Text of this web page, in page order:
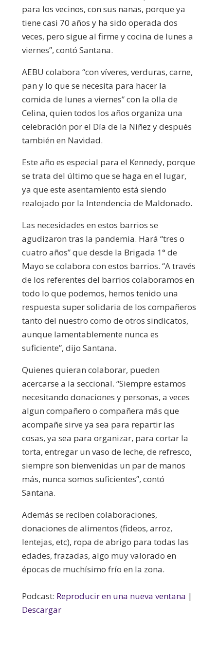
para los vecinos, con sus nanas, porque ya
tiene casi 70 años y ha sido operada dos
veces, pero sigue al firme y cocina de lunes a
viernes”, contó Santana.
AEBU colabora “con víveres, verduras, carne,
pan y lo que se necesita para hacer la
comida de lunes a viernes” con la olla de
Celina, quien todos los años organiza una
celebración por el Día de la Niñez y después
también en Navidad.
Este año es especial para el Kennedy, porque
se trata del último que se haga en el lugar,
ya que este asentamiento está siendo
realojado por la Intendencia de Maldonado.
Las necesidades en estos barrios se
agudizaron tras la pandemia. Hará “tres o
cuatro años” que desde la Brigada 1° de
Mayo se colabora con estos barrios. “A través
de los referentes del barrios colaboramos en
todo lo que podemos, hemos tenido una
respuesta super solidaria de los compañeros
tanto del nuestro como de otros sindicatos,
aunque lamentablemente nunca es
suficiente”, dijo Santana.
Quienes quieran colaborar, pueden
acercarse a la seccional. “Siempre estamos
necesitando donaciones y personas, a veces
algun compañero o compañera más que
acompañe sirve ya sea para repartir las
cosas, ya sea para organizar, para cortar la
torta, entregar un vaso de leche, de refresco,
siempre son bienvenidas un par de manos
más, nunca somos suficientes”, contó
Santana.
Además se reciben colaboraciones,
donaciones de alimentos (fideos, arroz,
lentejas, etc), ropa de abrigo para todas las
edades, frazadas, algo muy valorado en
épocas de muchísimo frío en la zona.
Podcast: Reproducir en una nueva ventana |
Descargar